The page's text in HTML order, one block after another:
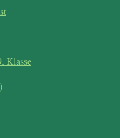
Klasse